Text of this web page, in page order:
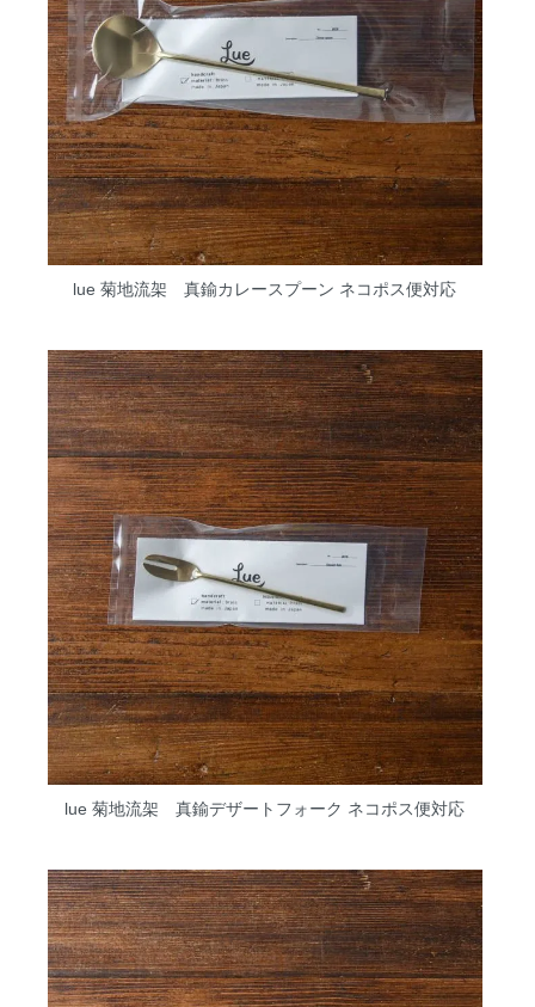
lue 菊地流架 真鍮カレースプーン ネコポス便対応
lue 菊地流架 真鍮デザートフォーク ネコポス便対応